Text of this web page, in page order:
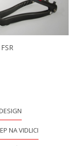
NA VIDLICI